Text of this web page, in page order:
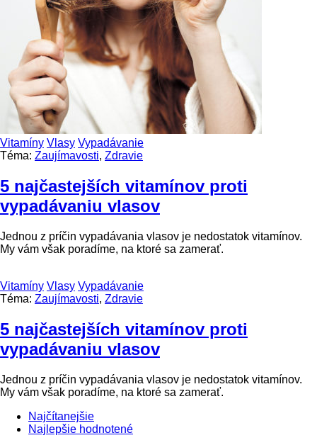
Vitamíny Vlasy Vypadávanie
Téma: Zaujímavosti, Zdravie
5 najčastejších vitamínov proti
vypadávaniu vlasov
Jednou z príčin vypadávania vlasov je nedostatok vitamínov.
My vám však poradíme, na ktoré sa zamerať.
Vitamíny Vlasy Vypadávanie
Téma: Zaujímavosti, Zdravie
5 najčastejších vitamínov proti
vypadávaniu vlasov
Jednou z príčin vypadávania vlasov je nedostatok vitamínov.
My vám však poradíme, na ktoré sa zamerať.
Najčítanejšie
Najlepšie hodnotené